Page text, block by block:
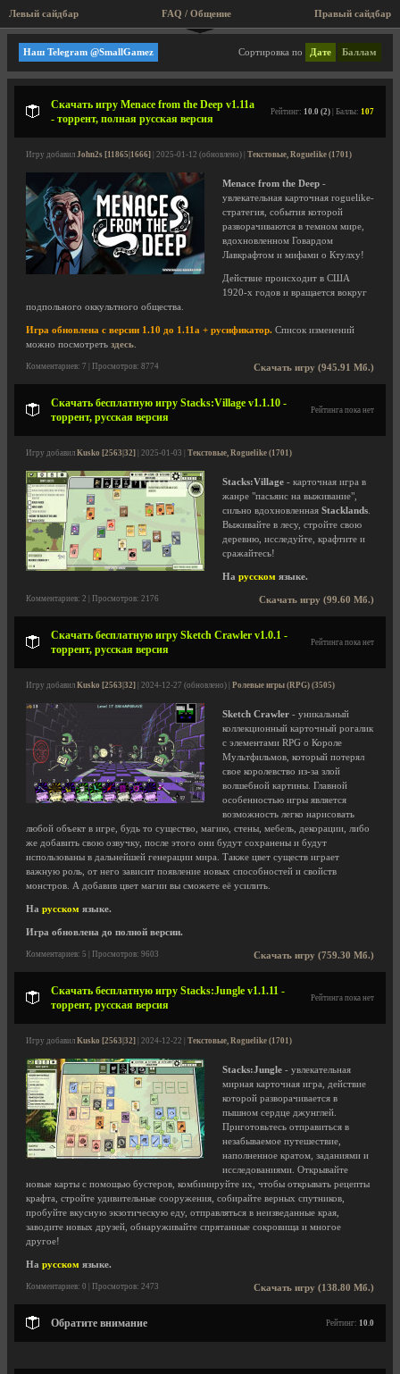
Левый сайдбар Правый сайдбар
FAQ / Общение
Спорт, настольные, карты
Сортировка по Дате Баллам
Наш Telegram @SmallGamez
Скачать игру Menace from the Deep v1.11a
- торрент, полная русская версия
Рейтинг: 10.0 (2) | Баллы: 107
Игру добавил John2s [11865|1666] | 2025-01-12 (обновлено) | Текстовые, Roguelike (1701)
Menace from the Deep -
увлекательная карточная roguelike-
стратегия, события которой
разворачиваются в темном мире,
вдохновленном Говардом
Лавкрафтом и мифами о Ктулху!
Действие происходит в США
1920-х годов и вращается вокруг
подпольного оккультного общества.
Игра обновлена с версии 1.10 до 1.11a + русификатор. Список изменений
можно посмотреть здесь
Скачать игру (945.91 Мб.)
Комментариев: 7 | Просмотров: 8774
Скачать бесплатную игру Stacks:Village v1.1.10 -
торрент, русская версия
Рейтинга пока нет
Игру добавил Kusko [2563|32] | 2025-01-03 | Текстовые, Roguelike (1701)
Stacks:Village - карточная игра в
жанре "пасьянс на выживание",
сильно вдохновленная Stacklands
Выживайте в лесу, стройте свою
деревню, исследуйте, крафтите и
сражайтесь!
На русском языке.
Скачать игру (99.60 Мб.)
Комментариев: 2 | Просмотров: 2176
Скачать бесплатную игру Sketch Crawler v1.0.1 -
торрент, русская версия
Рейтинга пока нет
Игру добавил Kusko [2563|32] | 2024-12-27 (обновлено) | Ролевые игры (RPG) (3505)
Sketch Crawler - уникальный
коллекционный карточный рогалик
с элементами RPG о Короле
Мультфильмов, который потерял
свое королевство из-за злой
волшебной картины. Главной
особенностью игры является
возможность легко нарисовать
любой объект в игре, будь то существо, магию, стены, мебель, декорации, либо
же добавить свою озвучку, после этого они будут сохранены и будут
использованы в дальнейшей генерации мира. Также цвет существ играет
важную роль, от него зависит появление новых способностей и свойств
монстров. А добавив цвет магии вы сможете её усилить.
На русском языке.
Игра обновлена до полной версии.
Скачать игру (759.30 Мб.)
Комментариев: 5 | Просмотров: 9603
Скачать бесплатную игру Stacks:Jungle v1.1.11 -
торрент, русская версия
Рейтинга пока нет
Игру добавил Kusko [2563|32] | 2024-12-22 | Текстовые, Roguelike (1701)
Stacks:Jungle - увлекательная
мирная карточная игра, действие
которой разворачивается в
пышном сердце джунглей.
Приготовьтесь отправиться в
незабываемое путешествие,
наполненное кратом, заданиями и
исследованиями. Открывайте
новые карты с помощью бустеров, комбинируйте их, чтобы открывать рецепты
крафта, стройте удивительные сооружения, собирайте верных спутников,
пробуйте вкусную экзотическую еду, отправляться в неизведанные края,
заводите новых друзей, обнаруживайте спрятанные сокровища и многое
другое!
На русском языке.
Скачать игру (138.80 Мб.)
Комментариев: 0 | Просмотров: 2473
Обратите внимание Рейтинг: 10.0